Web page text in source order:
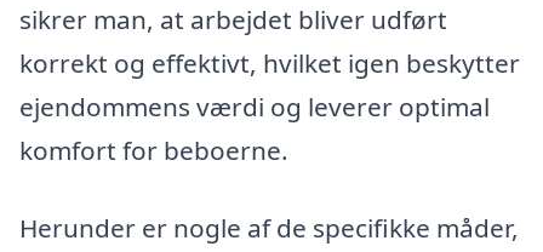
sikrer man, at arbejdet bliver udført
korrekt og effektivt, hvilket igen beskytter
ejendommens værdi og leverer optimal
komfort for beboerne.
Herunder er nogle af de specifikke måder,